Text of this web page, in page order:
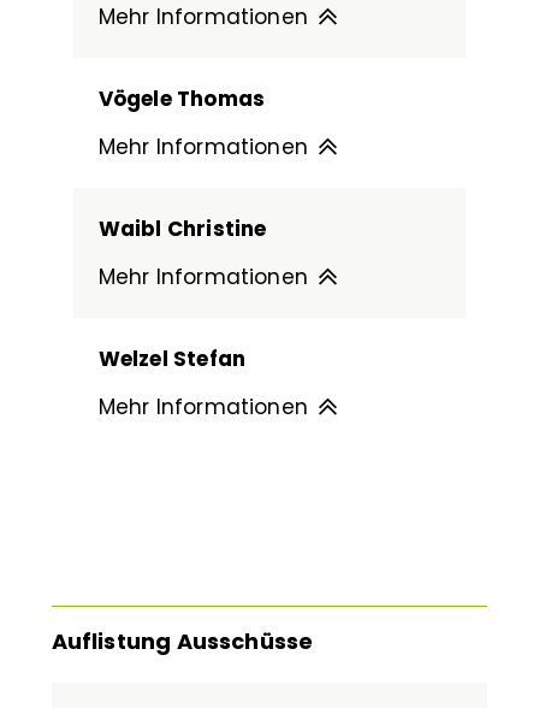
Mehr Informationen
Vögele Thomas
Mehr Informationen
Waibl Christine
Mehr Informationen
Welzel Stefan
Mehr Informationen
Auflistung Ausschüsse